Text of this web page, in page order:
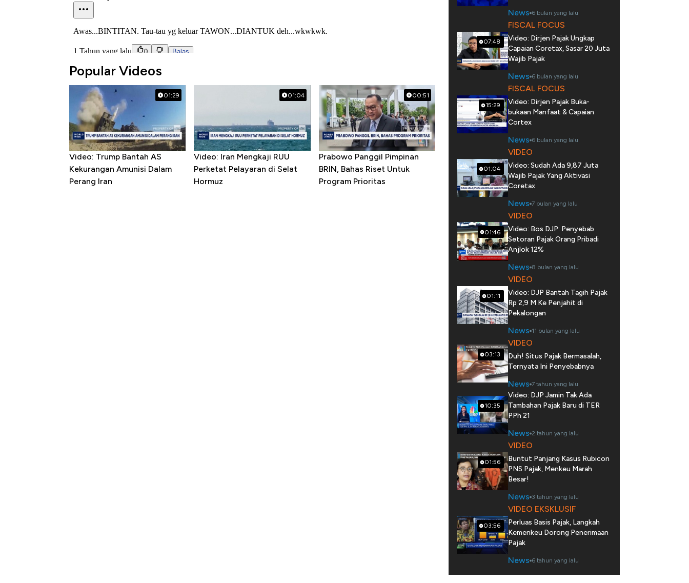
Popular Videos
01:29
Video: Trump Bantah AS
Kekurangan Amunisi Dalam
Perang Iran
01:04
Video: Iran Mengkaji RUU
Perketat Pelayaran di Selat
Hormuz
00:51
Prabowo Panggil Pimpinan
BRIN, Bahas Riset Untuk
Program Prioritas
News 6 bulan yang lalu
07:48
FISCAL FOCUS
Video: Dirjen Pajak Ungkap
Capaian Coretax, Sasar 20 Juta
Wajib Pajak
News 6 bulan yang lalu
15:29
FISCAL FOCUS
Video: Dirjen Pajak Buka-
bukaan Manfaat & Capaian
Cortex
News 6 bulan yang lalu
01:04
VIDEO
Video: Sudah Ada 9,87 Juta
Wajib Pajak Yang Aktivasi
Coretax
News 7 bulan yang lalu
01:46
VIDEO
Video: Bos DJP: Penyebab
Setoran Pajak Orang Pribadi
Anjlok 12%
News 8 bulan yang lalu
01:11
VIDEO
Video: DJP Bantah Tagih Pajak
Rp 2,9 M Ke Penjahit di
Pekalongan
News 11 bulan yang lalu
03:13
VIDEO
Duh! Situs Pajak Bermasalah,
Ternyata Ini Penyebabnya
News 7 tahun yang lalu
10:35
Video: DJP Jamin Tak Ada
Tambahan Pajak Baru di TER
PPh 21
News 2 tahun yang lalu
01:56
VIDEO
Buntut Panjang Kasus Rubicon
PNS Pajak, Menkeu Marah
Besar!
News 3 tahun yang lalu
03:56
VIDEO EKSKLUSIF
Perluas Basis Pajak, Langkah
Kemenkeu Dorong Penerimaan
Pajak
News 6 tahun yang lalu